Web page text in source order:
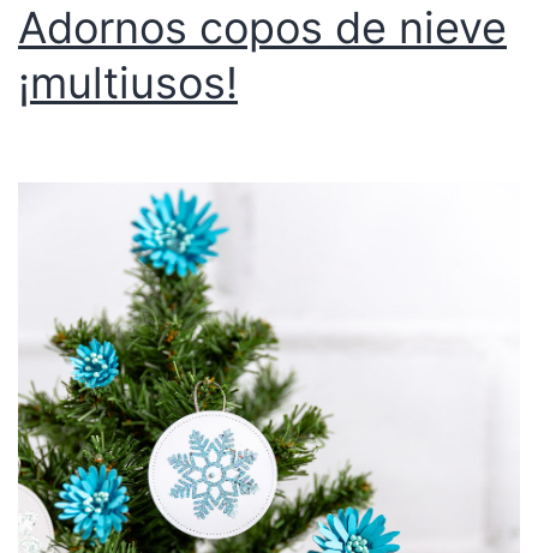
Adornos copos de nieve
¡multiusos!